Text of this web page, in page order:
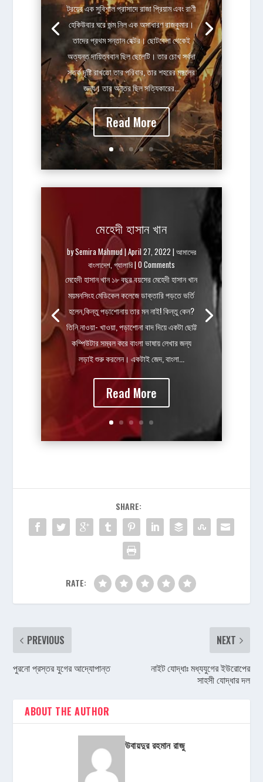
ট্রয়ের এক সুবিশাল প্রাসাদে রাজা প্রিয়াম এবং রাণী
হেকিউবার ঘরে জন্ম নিল এক অসাধারণ রাজকুমার।
তাদের প্রথম সন্তান হেক্টর। ছোটবেলা থেকেই
অত্যন্ত দায়িত্ববান ছিল ছেলেটি। তার চোখ সর্বদা
সতর্ক দৃষ্টি রাখতো তার পরিবার, তার শহরের মঙ্গলের
জন্য। তার অন্তর ছিল সত্যিকারের...
Read More
মেহেদী হাসান খান
bySemira Mahmud |April 27, 2022 | আমাদের
বাংলাদেশ,গ্যালারি| 0 Comments
মেহেদী হাসান খান ১৮ বছর বয়সের মেহেদী হাসান খান
ময়মনসিংহ মেডিকেল কলেজে ডাক্তারি পড়তে ভর্তি
হলেন,কিন্তু পড়াশোনায় তার মন নাই! কিন্তু কেন?
তিনি নাওয়া- খাওয়া, পড়াশোনা বাদ দিয়ে একটা ছোট্ট
কম্পিউটার সম্বল করে বাংলা ভাষায় লেখার জন্য
লড়াই শুরু করলেন। একটাই জেদ, বাংলা...
Read More
SHARE:
RATE:
PREVIOUS
পুরনো প্রস্তর যুগের আদ্যোপান্ত
NEXT
নাইট যোদ্ধাঃ মধ্যযুগের ইউরোপের
সাহসী যোদ্ধার দল
ABOUT THE AUTHOR
উবায়দুর রহমান রাজু